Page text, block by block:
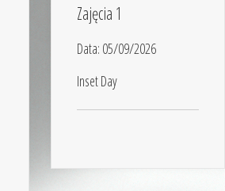
Zajęcia 1
Data: 05/09/2026
Inset Day